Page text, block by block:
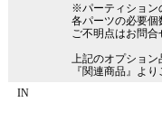
※パーティション
各パーツの必要
ご不明点はお問合
上記のオプショ
『関連商品』より
IN